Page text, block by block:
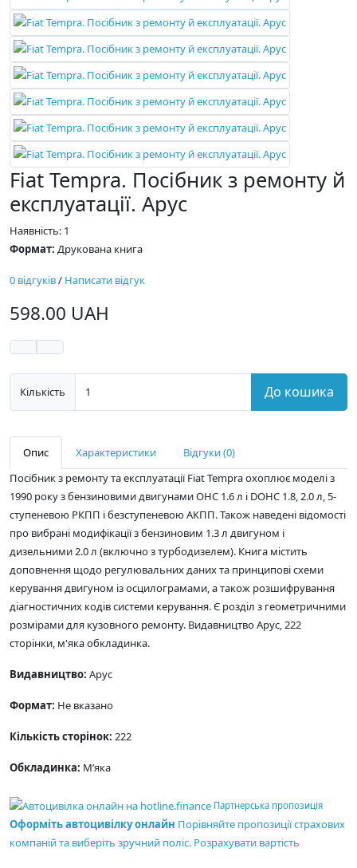
Fiat Tempra. Посібник з ремонту й
експлуатації. Арус
Наявність: 1
Формат: Друкована книга
0 відгуків/ Написати відгук
598.00 UAH
Кількість До кошика
Опис Характеристики
Відгуки (0)
Посібник з ремонту та експлуатації Fiat Tempra охоплює моделі з
1990 року з бензиновими двигунами OHC 1.6 л і DOHC 1.8, 2.0 л, 5-
ступеневою РКПП і безступеневою АКПП. Також наведені відомості
про вибрані модифікації з бензиновим 1.3 л двигуном і
дизельними 2.0 л (включно з турбодизелем). Книга містить
доповнення щодо регулювальних даних та принципові схеми
керування двигуном із осцилограмами, а також розшифрування
діагностичних кодів системи керування. Є розділ з геометричними
розмірами для кузовного ремонту. Видавництво Арус, 222
сторінки, м'яка обкладинка.
Видавництво: Арус
Формат: Не вказано
Кількість сторінок: 222
Обкладинка: М’яка
Партнерська пропозиція
Оформіть автоцивілку онлайн Порівняйте пропозиції страхових
компаній та виберіть зручний поліс. Розрахувати вартість